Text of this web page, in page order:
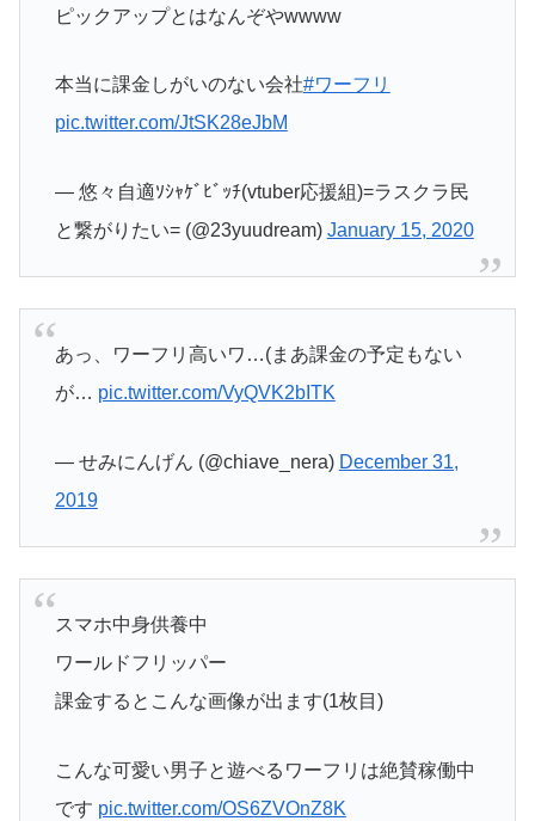
ピックアップとはなんぞやwwww
本当に課金しがいのない会社#ワーフリ
pic.twitter.com/JtSK28eJbM
— 悠々自適ｿｼｬｹﾞﾋﾞｯﾁ(vtuber応援組)=ラスクラ民
と繋がりたい= (@23yuudream) January 15, 2020
あっ、ワーフリ高いワ…(まあ課金の予定もない
が… pic.twitter.com/VyQVK2bITK
— せみにんげん (@chiave_nera) December 31,
2019
スマホ中身供養中
ワールドフリッパー
課金するとこんな画像が出ます(1枚目)
こんな可愛い男子と遊べるワーフリは絶賛稼働中
です pic.twitter.com/OS6ZVOnZ8K